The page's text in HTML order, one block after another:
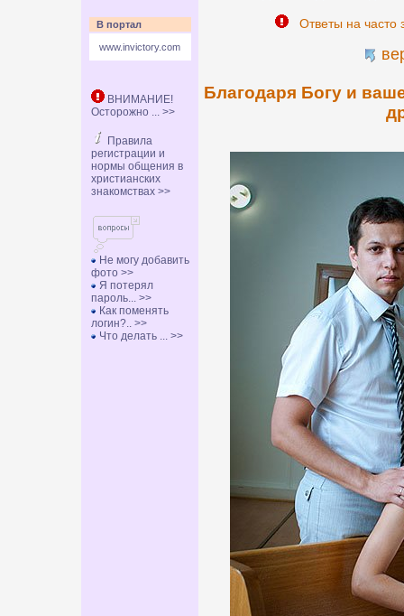
В портал
www.invictory.com
ВНИМАНИЕ!
Осторожно ... >>
Правила
регистрации и
нормы общения в
христианских
знакомствах >>
Не могу добавить
фото >>
Я потерял
пароль... >>
Как поменять
логин?.. >>
Что делать ... >>
Ответы на часто
Благодаря Богу и